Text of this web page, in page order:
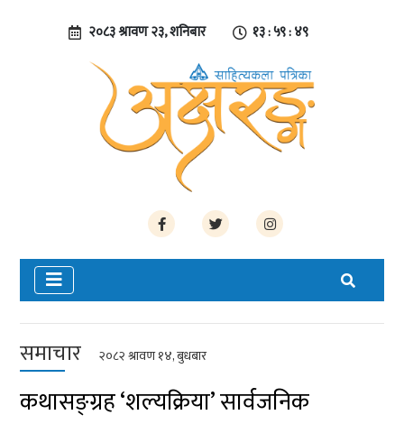
२०८३ श्रावण २३, शनिबार १३ : ५९ : ५०
समाचार २०८२ श्रावण १४, बुधबार
कथासङ्ग्रह ‘शल्यक्रिया’ सार्वजनिक